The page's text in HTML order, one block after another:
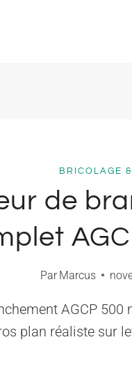
BRICOLAGE
de
Par Marcus